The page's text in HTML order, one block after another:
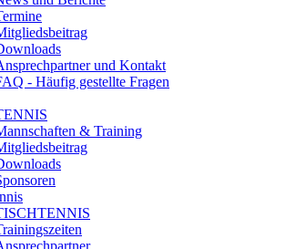
und Kontakt
- Häufig gestellte Fragen
& Training